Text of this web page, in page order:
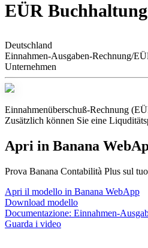
EÜR
Deutschland
Einnahmen-Ausgaben-Rechnung/
Unternehmen
Einnahmenüberschuß-Rechnung
Zusätzlich können Sie eine
Apri in Banana
Prova Banana Contabilità Plus sul
Apri il modello in Banana WebApp
Download modello
Documentazione: Einnahmen-
Guarda i video